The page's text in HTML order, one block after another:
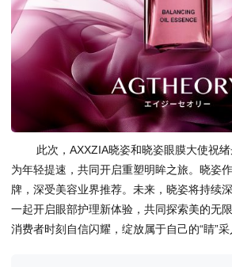
此次，AXXZIA晓姿和晓姿眼膜大使祝
为年轻提速，共同开启重塑明眸之旅。晓姿
牌，深受美容业界推荐。未来，晓姿将持续
一起开启眼部护理新体验，共同探索美的无
消费者时刻自信闪耀，绽放属于自己的“睛”采